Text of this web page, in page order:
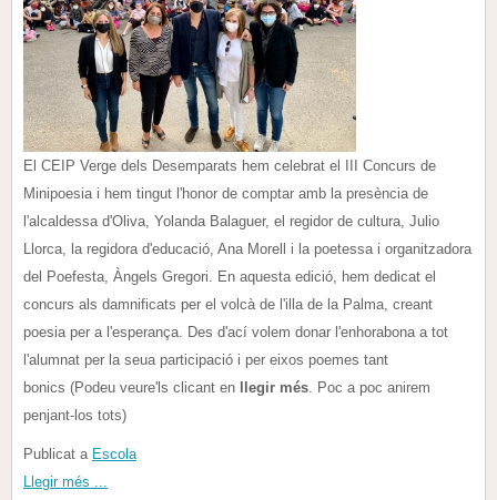
El CEIP Verge dels Desemparats hem celebrat el III Concurs de
Minipoesia i hem tingut l'honor de comptar amb la presència de
l'alcaldessa d'Oliva, Yolanda Balaguer, el regidor de cultura, Julio
Llorca, la regidora d'educació, Ana Morell i la poetessa i organitzadora
del Poefesta, Àngels Gregori. En aquesta edició, hem dedicat el
concurs als damnificats per el volcà de l'illa de la Palma, creant
poesia per a l'esperança. Des d'ací volem donar l'enhorabona a tot
l'alumnat per la seua participació i per eixos poemes tant
bonics (Podeu veure'ls clicant en
llegir més. Poc a poc anirem
penjant-los tots)
Publicat a Escola
Llegir més ...